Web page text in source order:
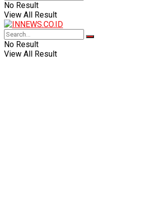
No Result
View All Result
No Result
View All Result